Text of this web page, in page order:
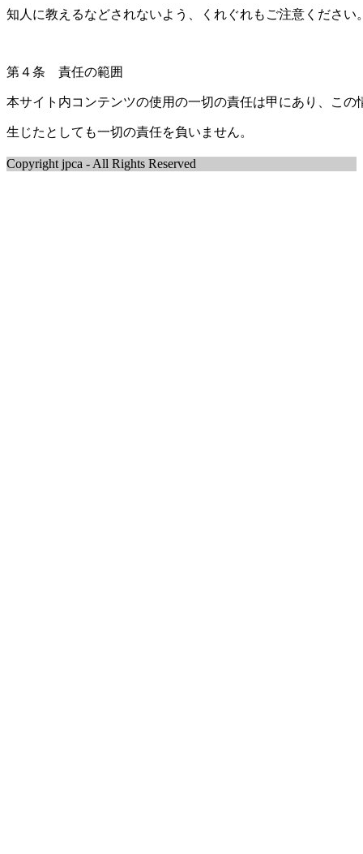
知人に教えるなどされないよう、くれぐれもご注意ください
第４条 責任の範囲
本サイト内コンテンツの使用の一切の責任は甲にあり、この
生じたとしても一切の責任を負いません。
Copyright jpca - All Rights Reserved